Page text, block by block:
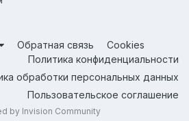
Обратная связь
Cookies
Политика конфиденциальности
обработки персональных данных
Пользовательское соглашение
by Invision Community